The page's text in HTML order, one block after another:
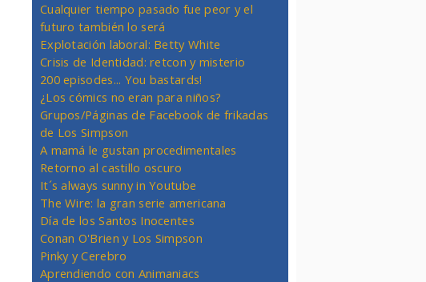
Cualquier tiempo pasado fue peor y el
futuro también lo será
Explotación laboral: Betty White
Crisis de Identidad: retcon y misterio
200 episodes... You bastards!
¿Los cómics no eran para niños?
Grupos/Páginas de Facebook de frikadas
de Los Simpson
A mamá le gustan procedimentales
Retorno al castillo oscuro
It´s always sunny in Youtube
The Wire: la gran serie americana
Día de los Santos Inocentes
Conan O'Brien y Los Simpson
Pinky y Cerebro
Aprendiendo con Animaniacs